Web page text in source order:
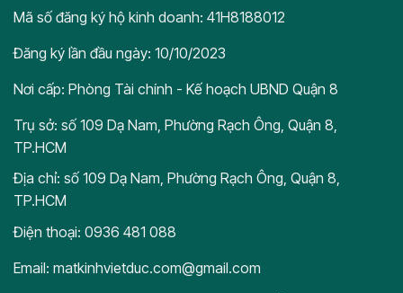
Mã số đăng ký hộ kinh doanh: 41H8188012
Đăng ký lần đầu ngày: 10/10/2023
Nơi cấp: Phòng Tài chính - Kế hoạch UBND Quận 8
Trụ sở: số 109 Dạ Nam, Phường Rạch Ông, Quận 8,
TP.HCM
Địa chỉ: số 109 Dạ Nam, Phường Rạch Ông, Quận 8,
TP.HCM
Điện thoại: 0936 481 088
Email: matkinhvietduc.com@gmail.com